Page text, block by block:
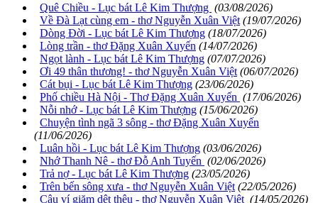
Quê Chiều - Lục bát Lê Kim Thượng (03/08/2026)
Về Đà Lạt cùng em - thơ Nguyễn Xuân Việt (19/07/2026)
Dòng Đời - Lục bát Lê Kim Thượng (18/07/2026)
Lòng trần - thơ Đặng Xuân Xuyến (14/07/2026)
Ngọt lành - Lục bát Lê Kim Thượng (07/07/2026)
Ơi 49 thân thương! - thơ Nguyễn Xuân Việt (06/07/2026)
Cát bụi - Lục bát Lê Kim Thượng (23/06/2026)
Phố chiều Hà Nội - Thơ Đặng Xuân Xuyến (17/06/2026)
Nỗi nhớ - Lục bát Lê Kim Thượng (15/06/2026)
Chuyện tình ngã 3 sông - thơ Đặng Xuân Xuyến
(11/06/2026)
Luân hồi - Lục bát Lê Kim Thượng (03/06/2026)
Nhớ Thanh Nê - thơ Đỗ Anh Tuyến (02/06/2026)
Trả nợ - Lục bát Lê Kim Thượng (23/05/2026)
Trên bến sông xưa - thơ Nguyễn Xuân Việt (22/05/2026)
Câu ví giặm dệt thêu - thơ Nguyễn Xuân Việt (14/05/2026)